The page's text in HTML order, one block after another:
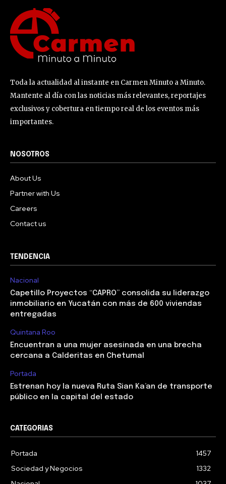
Toda la actualidad al instante en Carmen Minuto a Minuto.
Mantente al día con las noticias más relevantes, reportajes
exclusivos y cobertura en tiempo real de los eventos más
importantes.
NOSOTROS
About Us
Partner with Us
Careers
Contact us
TENDENCIA
Nacional
Capetillo Proyectos “CAPRO” consolida su liderazgo
inmobiliario en Yucatán con más de 600 viviendas
entregadas
Quintana Roo
Encuentran a una mujer asesinada en una brecha
cercana a Calderitas en Chetumal
Portada
Estrenan hoy la nueva Ruta Sian Ka’an de transporte
público en la capital del estado
CATEGORIAS
Portada
1457
Sociedad y Negocios
1332